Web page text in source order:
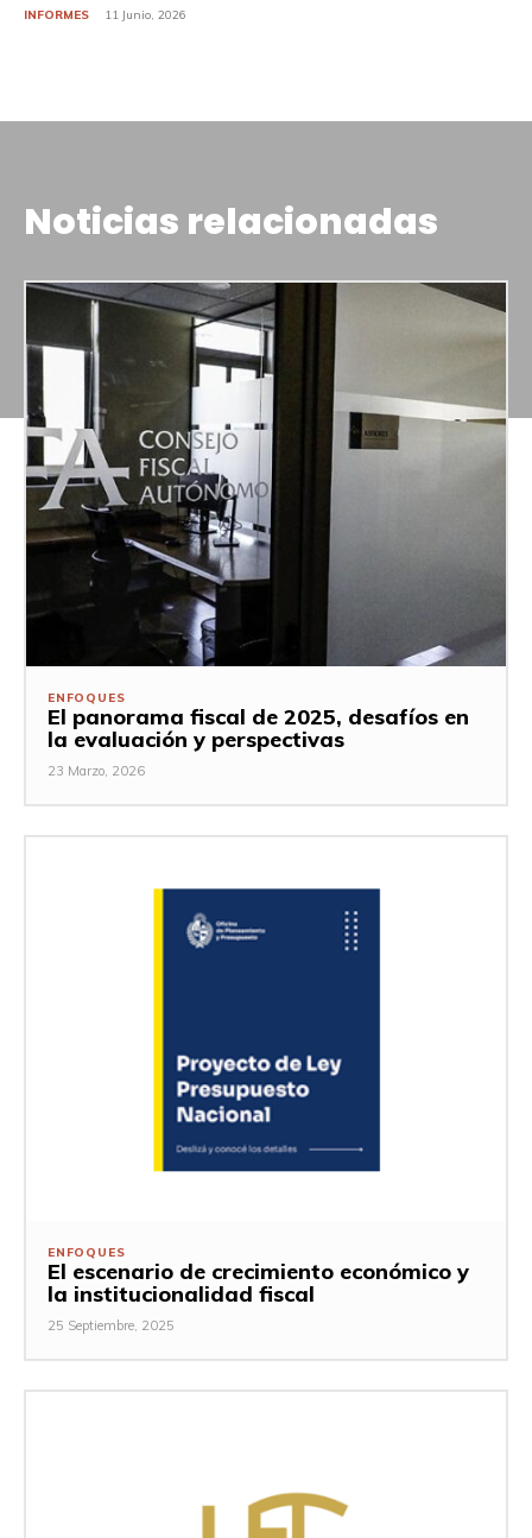
INFORMES 11 Junio, 2026
Noticias relacionadas
ENFOQUES
El panorama fiscal de 2025, desafíos en
la evaluación y perspectivas
23 Marzo, 2026
ENFOQUES
El escenario de crecimiento económico y
la institucionalidad fiscal
25 Septiembre, 2025